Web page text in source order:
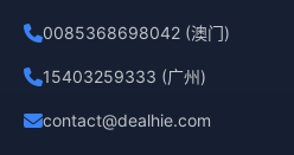
0085368698042 (澳门)
15403259333 (广州)
contact@dealhie.com